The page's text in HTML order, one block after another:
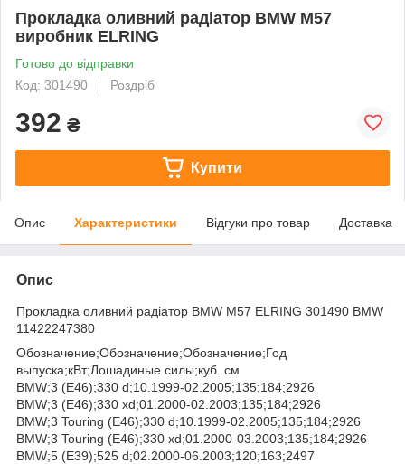
Прокладка оливний радіатор BMW M57
виробник ELRING
Готово до відправки
Код: 301490
Роздріб
392 ₴
Купити
Опис Характеристики Відгуки про товар Доставка
Опис
Прокладка оливний радіатор BMW M57 ELRING 301490 BMW
11422247380
Обозначение;Обозначение;Обозначение;Год
выпуска;кВт;Лошадиные силы;куб. см
BMW;3 (E46);330 d;10.1999-02.2005;135;184;2926
BMW;3 (E46);330 xd;01.2000-02.2003;135;184;2926
BMW;3 Touring (E46);330 d;10.1999-02.2005;135;184;2926
BMW;3 Touring (E46);330 xd;01.2000-03.2003;135;184;2926
BMW;5 (E39);525 d;02.2000-06.2003;120;163;2497